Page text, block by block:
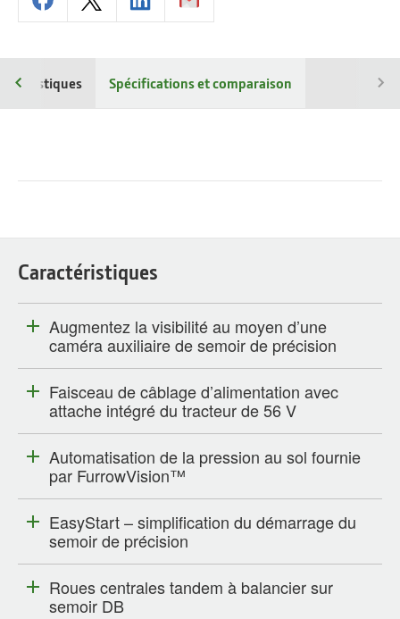
Spécifications et comparaison
Caractéristiques
Augmentez la visibilité au moyen d’une
caméra auxiliaire de semoir de précision
Faisceau de câblage d’alimentation avec
attache intégré du tracteur de 56 V
Automatisation de la pression au sol fournie
par FurrowVision™
EasyStart – simplification du démarrage du
semoir de précision
Roues centrales tandem à balancier sur
semoir DB